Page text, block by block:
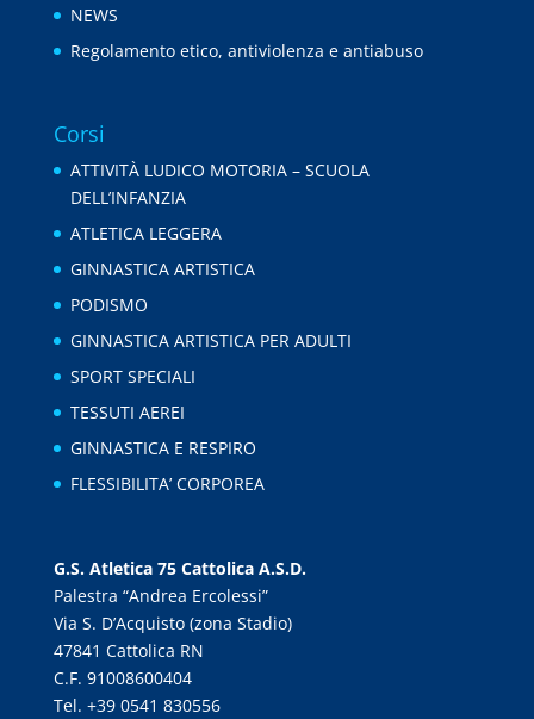
NEWS
Regolamento etico, antiviolenza e antiabuso
Corsi
ATTIVITÀ LUDICO MOTORIA – SCUOLA
DELL’INFANZIA
ATLETICA LEGGERA
GINNASTICA ARTISTICA
PODISMO
GINNASTICA ARTISTICA PER ADULTI
SPORT SPECIALI
TESSUTI AEREI
GINNASTICA E RESPIRO
FLESSIBILITA’ CORPOREA
G.S. Atletica 75 Cattolica A.S.D.
Palestra “Andrea Ercolessi”
Via S. D’Acquisto (zona Stadio)
47841 Cattolica RN
C.F. 91008600404
Tel. +39 0541 830556